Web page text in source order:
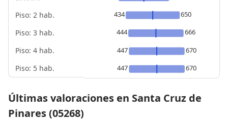
Piso: 2 hab.
Piso: 3 hab.
Piso: 4 hab.
Piso: 5 hab.
434
650
444
666
447
670
447
670
Últimas valoraciones en Santa Cruz de
Pinares (05268)